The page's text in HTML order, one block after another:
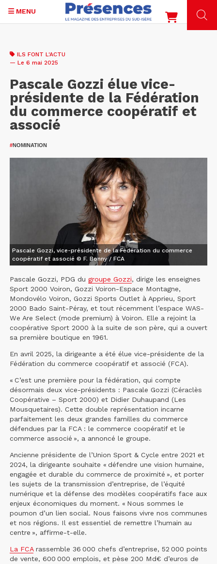
contenu
MENU
ILS FONT L'ACTU
— Le 6 mai 2025
Pascale Gozzi élue vice-
présidente de la Fédération
du commerce coopératif et
associé
#NOMINATION
Pascale Gozzi, vice-présidente de la Fédération du commerce
coopératif et associé © F. Bonny / FCA
Pascale Gozzi, PDG du groupe Gozzi, dirige les enseignes
Sport 2000 Voiron, Gozzi Voiron-Espace Montagne,
Mondovélo Voiron, Gozzi Sports Outlet à Apprieu, Sport
2000 Bado Saint-Péray, et tout récemment l’espace WAS-
We Are Select (mode premium) à Voiron. Elle a rejoint la
coopérative Sport 2000 à la suite de son père, qui a ouvert
sa première boutique en 1961.
En avril 2025, la dirigeante a été élue vice-présidente de la
Fédération du commerce coopératif et associé (FCA).
« C’est une première pour la fédération, qui compte
désormais deux vice-présidents : Pascale Gozzi (Céraclès
Coopérative – Sport 2000) et Didier Duhaupand (Les
Mousquetaires). Cette double représentation incarne
parfaitement les deux grandes familles du commerce
défendues par la FCA : le commerce coopératif et le
commerce associé », a annoncé le groupe.
Ancienne présidente de l’Union Sport & Cycle entre 2021 et
2024, la dirigeante souhaite « défendre une vision humaine,
engagée et durable du commerce de proximité », et porter
les sujets de la transmission d’entreprise, de l’équité
numérique et la défense des modèles coopératifs face aux
enjeux économiques du moment. « Nous sommes le
poumon d’un lien social. Nous faisons vivre nos communes
et nos régions. Il est essentiel de remettre l’humain au
centre », affirme-t-elle.
La FCArassemble 36 000 chefs d’entreprise, 52 000 points
de vente, 600 000 emplois, et pèse 200 Md€ d’euros de